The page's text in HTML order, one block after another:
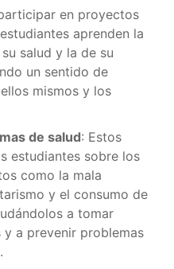
en proyectos
aprenden la
salud y la de su
un sentido de
mismos y los
de salud: Estos
estudiantes sobre los
como la mala
y el consumo de
a tomar
a prevenir problemas